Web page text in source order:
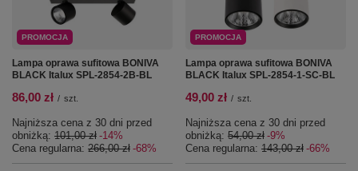
PROMOCJA
Lampa oprawa sufitowa BONIVA
BLACK Italux SPL-2854-2B-BL
86,00 zł / szt.
Najniższa cena z 30 dni przed
obniżką: 101,00 zł -14%
Cena regularna: 266,00 zł -68%
PROMOCJA
Lampa oprawa sufitowa BONIVA
BLACK Italux SPL-2854-1-SC-BL
49,00 zł / szt.
Najniższa cena z 30 dni przed
obniżką: 54,00 zł -9%
Cena regularna: 143,00 zł -66%